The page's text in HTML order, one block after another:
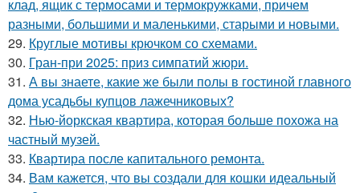
клад, ящик с термосами и термокружками, причем
разными, большими и маленькими, старыми и новыми.
29. Круглые мотивы крючком со схемами.
30. Гран-при 2025: приз симпатий жюри.
31. А вы знаете, какие же были полы в гостиной главного
дома усадьбы купцов лажечниковых?
32. Нью-йоркская квартира, которая больше похожа на
частный музей.
33. Квартира после капитального ремонта.
34. Вам кажется, что вы создали для кошки идеальный